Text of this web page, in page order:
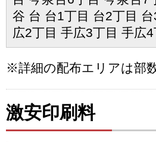
谷 台 台1丁目 台2丁目
広2丁目 手広3丁目 手広
※詳細の配布エリアは部
激安印刷料